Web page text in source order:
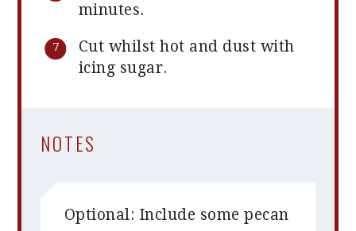
minutes.
Cut whilst hot and dust with
icing sugar.
NOTES
Optional: Include some pecan